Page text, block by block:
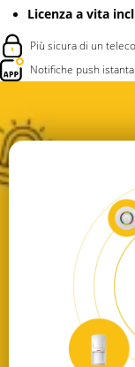
Licenza a vita
Più sicura di un
Notifiche push